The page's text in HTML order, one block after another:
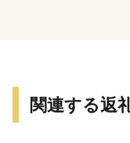
【ご注意】
関連する返